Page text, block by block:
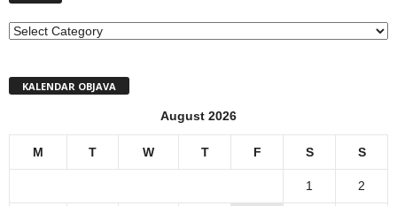
MENI
KALENDAR OBJAVA
August 2026
M T W T F S S
1 2